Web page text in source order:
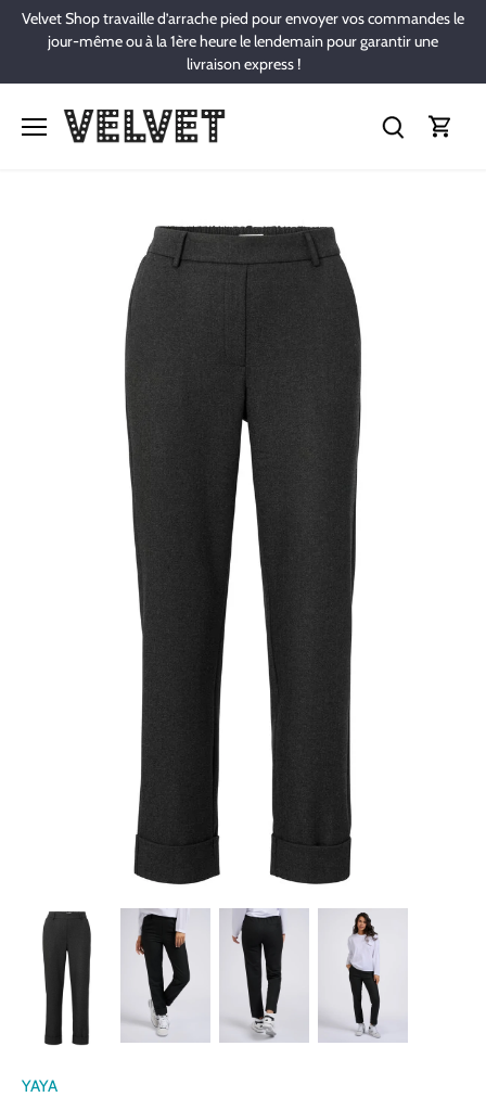
Passer
contenu
Velvet Shop travaille d’arrache pied pour envoyer vos commandes le
jour-même ou à la 1ère heure le lendemain pour garantir une
livraison express !
YAYA